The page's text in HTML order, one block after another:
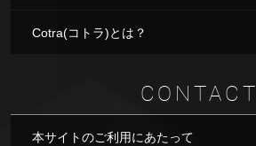
Cotra(コトラ)とは？
CONTACT
本サイトのご利用にあたって